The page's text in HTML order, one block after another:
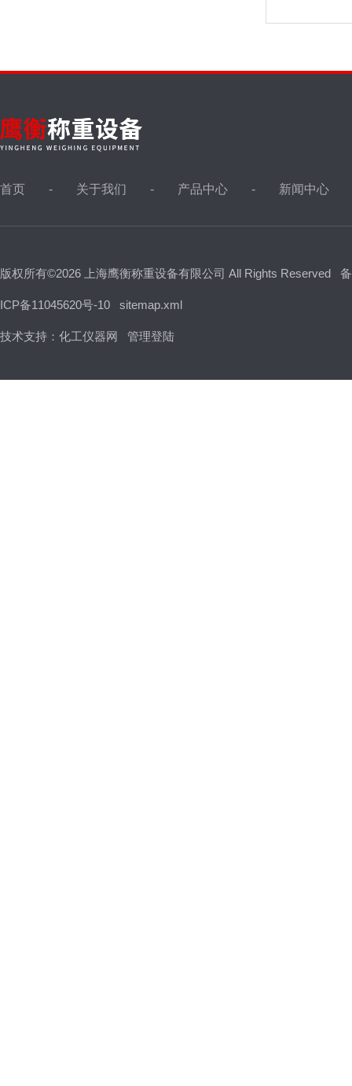
首页 关于我们 产品中心 新闻中心
版权所有©2026 上海鹰衡称重设备有限公司 All Rights Reserved
ICP备11045620号-10 sitemap.xml
技术支持： 化工仪器网 管理登陆